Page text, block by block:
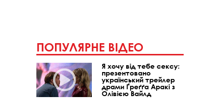
ПОПУЛЯРНЕ ВІДЕО
Я хочу від тебе сексу:
презентовано
український трейлер
драми Ґреґґа Аракі з
Олівією Вайлд